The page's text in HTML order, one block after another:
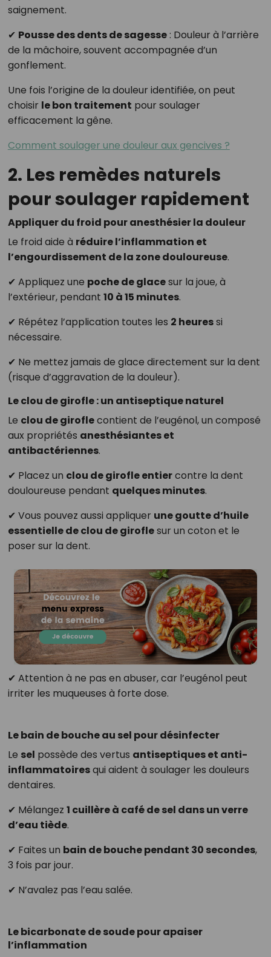
saignement.
✔ Pousse des dents de sagesse: Douleur à l’arrière
de la mâchoire, souvent accompagnée d’un
gonflement.
Une fois l’origine de la douleur identifiée, on peut
choisir le bon traitement pour soulager
efficacement la gêne.
Comment soulager une douleur aux gencives ?
2. Les remèdes naturels
pour soulager rapidement
Appliquer du froid pour anesthésier la douleur
Le froid aide à réduire l’inflammation et
l’engourdissement de la zone douloureuse.
✔ Appliquez une poche de glacesur la joue, à
l’extérieur, pendant 10 à 15 minutes.
✔ Répétez l’application toutes les 2 heuressi
nécessaire.
✔ Ne mettez jamais de glace directement sur la dent
(risque d’aggravation de la douleur).
Le clou de girofle : un antiseptique naturel
Le clou de giroflecontient de l’eugénol, un composé
aux propriétés anesthésiantes et
antibactériennes.
✔ Placez un clou de girofle entiercontre la dent
douloureuse pendant quelques minutes.
✔ Vous pouvez aussi appliquer une goutte d’huile
essentielle de clou de giroflesur un coton et le
poser sur la dent.
✔ Attention à ne pas en abuser, car l’eugénol peut
irriter les muqueuses à forte dose.
Le bain de bouche au sel pour désinfecter
Le sel possède des vertus antiseptiques et anti-
inflammatoiresqui aident à soulager les douleurs
dentaires.
✔ Mélangez 1 cuillère à café de sel dans un verre
d’eau tiède.
✔ Faites un bain de bouche pendant 30 secondes,
3 fois par jour.
✔ N’avalez pas l’eau salée.
Le bicarbonate de soude pour apaiser
l’inflammation